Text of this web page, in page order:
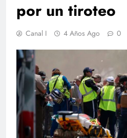
por un tiroteo
Canal I 4 Años Ago 0